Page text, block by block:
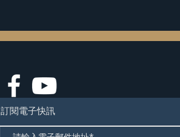
訂閱電子快訊